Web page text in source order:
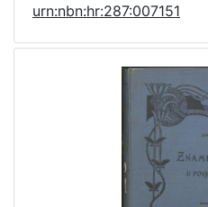
urn:nbn:hr:287:007151